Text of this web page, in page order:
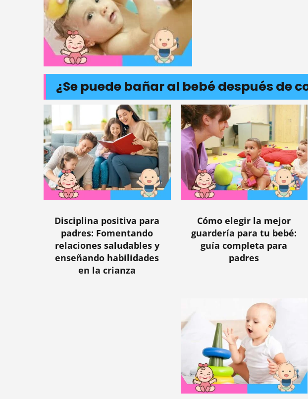
¿Se puede bañar al bebé después de
Disciplina positiva para
padres: Fomentando
relaciones saludables y
enseñando habilidades
en la crianza
Cómo elegir la mejor
guardería para tu bebé:
guía completa para
padres